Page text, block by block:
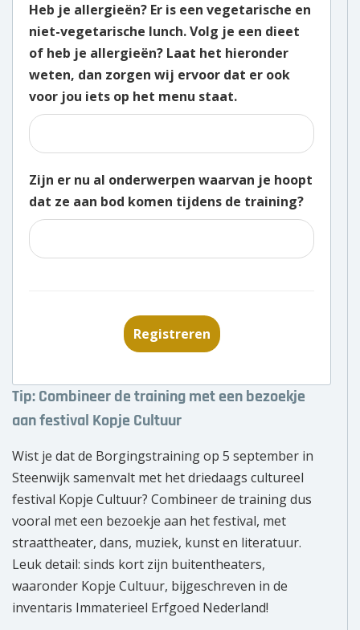
Heb je allergieën? Er is een vegetarische en
niet-vegetarische lunch. Volg je een dieet
of heb je allergieën? Laat het hieronder
weten, dan zorgen wij ervoor dat er ook
voor jou iets op het menu staat.
Zijn er nu al onderwerpen waarvan je hoopt
dat ze aan bod komen tijdens de training?
Registreren
Tip: Combineer de training met een bezoekje
aan festival Kopje Cultuur
Wist je dat de Borgingstraining op 5 september in
Steenwijk samenvalt met het driedaags cultureel
festival Kopje Cultuur? Combineer de training dus
vooral met een bezoekje aan het festival, met
straattheater, dans, muziek, kunst en literatuur.
Leuk detail: sinds kort zijn buitentheaters,
waaronder Kopje Cultuur, bijgeschreven in de
inventaris Immaterieel Erfgoed Nederland!